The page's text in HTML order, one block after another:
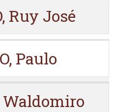
Ruy José
Paulo
Waldomiro